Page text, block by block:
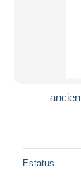
Estatus